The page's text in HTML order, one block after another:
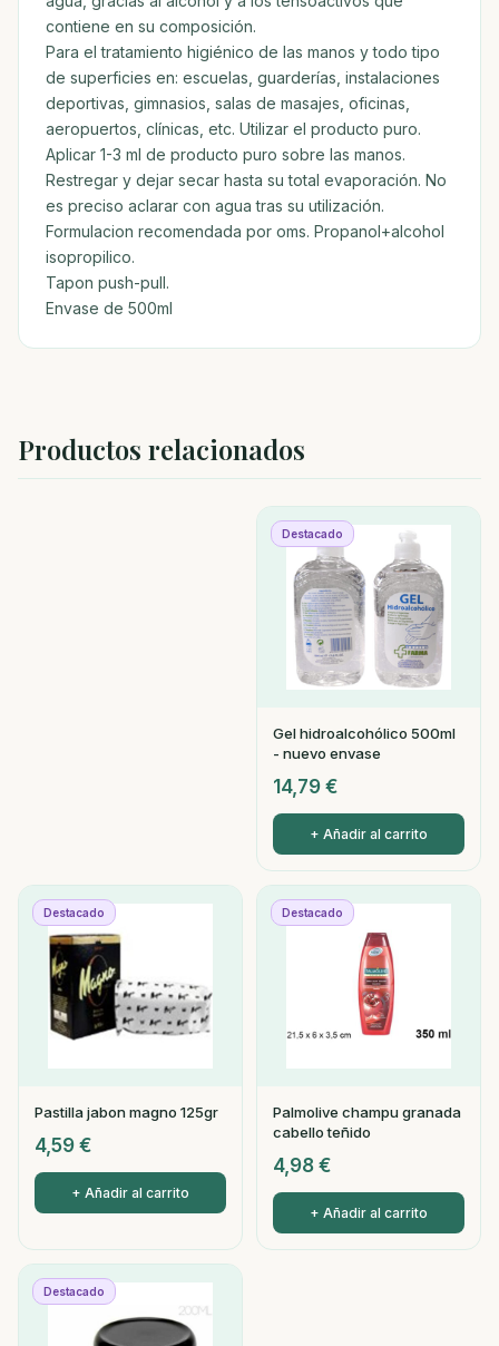
contiene en su composición.
Para el tratamiento higiénico de las manos y todo tipo
de superficies en: escuelas, guarderías, instalaciones
deportivas, gimnasios, salas de masajes, oficinas,
aeropuertos, clínicas, etc. Utilizar el producto puro.
Aplicar 1-3 ml de producto puro sobre las manos.
Restregar y dejar secar hasta su total evaporación. No
es preciso aclarar con agua tras su utilización.
Formulacion recomendada por oms. Propanol+alcohol
isopropilico.
Tapon push-pull.
Envase de 500ml
Productos relacionados
Destacado
Gel hidroalcohólico 500ml
- nuevo envase
14,79 €
+ Añadir al carrito
Destacado
Pastilla jabon magno 125gr
4,59 €
+ Añadir al carrito
Destacado
Palmolive champu granada
cabello teñido
4,98 €
+ Añadir al carrito
Destacado